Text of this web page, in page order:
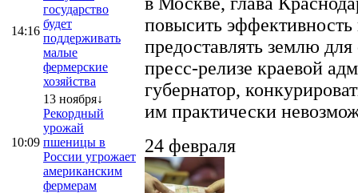
14:16
государство
будет
поддерживать
малые
фермерские
хозяйства
10:09
13 ноября↓
Рекордный
урожай
пшеницы в
России угрожает
американским
фермерам
повысить эффективность
предоставлять землю
пресс-релизе краевой
губернатор,
им практически
24 февраля